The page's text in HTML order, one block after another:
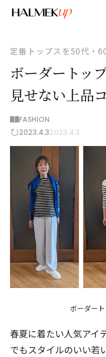
定番トップスを50代・
ボーダートッ
見せない上品
FASHION
2023.4.32023.4.3
ボーダー
春夏に着たい人気アイ
でもスタイルのいい若